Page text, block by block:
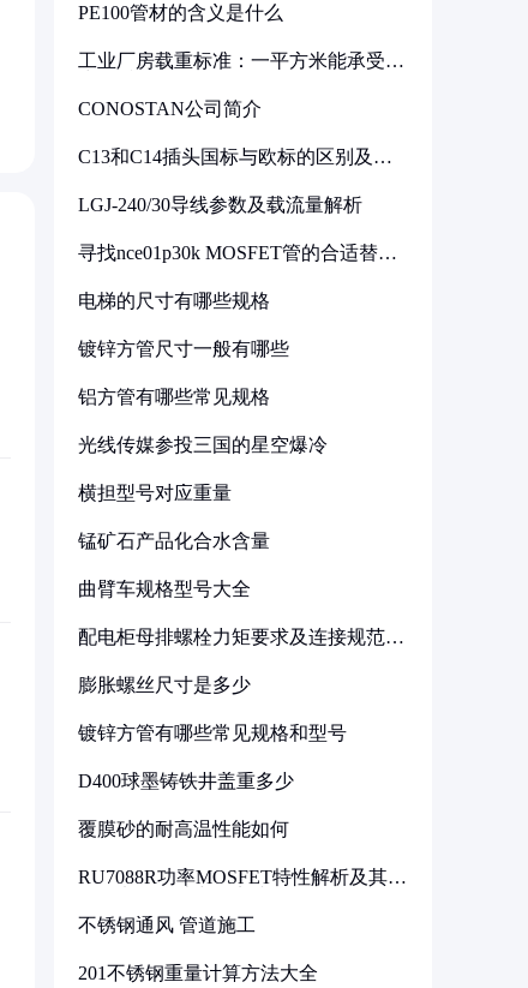
PE100管材的含义是什么
工业厂房载重标准：一平方米能承受多
CONOSTAN公司简介
C13和C14插头国标与欧标的区别及其
LGJ-240/30导线参数及载流量解析
寻找nce01p30k MOSFET管的合适替代
电梯的尺寸有哪些规格
镀锌方管尺寸一般有哪些
铝方管有哪些常见规格
光线传媒参投三国的星空爆冷
横担型号对应重量
锰矿石产品化合水含量
曲臂车规格型号大全
配电柜母排螺栓力矩要求及连接规范详
膨胀螺丝尺寸是多少
镀锌方管有哪些常见规格和型号
D400球墨铸铁井盖重多少
覆膜砂的耐高温性能如何
RU7088R功率MOSFET特性解析及其在
不锈钢通风 管道施工
201不锈钢重量计算方法大全